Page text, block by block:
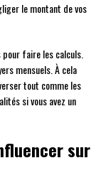
le montant de vos
faire les calculs.
mensuels. À cela
tout comme les
si vous avez un
sur